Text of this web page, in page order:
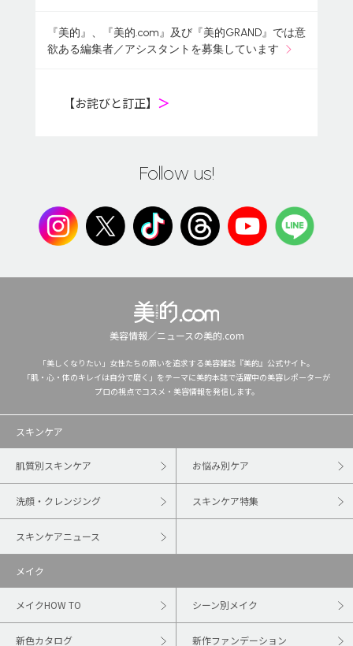
『美的』、『美的.com』及び『美的GRAND』では意
欲ある編集者／アシスタントを募集しています
【お詫びと訂正】 ＞
Follow us!
美容情報／ニュースの美的.com
「美しくなりたい」女性たちの願いを追求する美容雑誌『美的』公式サイト。
「肌・心・体のキレイは自分で磨く」をテーマに美的本誌で活躍中の美容レポーターが
プロの視点でコスメ・美容情報を発信します。
スキンケア
肌質別スキンケア お悩み別ケア
洗顔・クレンジング スキンケア特集
スキンケアニュース
メイク
メイクHOW TO シーン別メイク
新色カタログ 新作ファンデーション